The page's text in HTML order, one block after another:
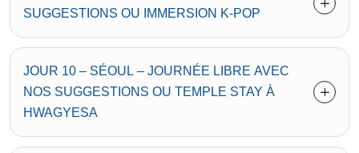
SUGGESTIONS OU IMMERSION K-POP
JOUR 10 – SÉOUL – JOURNÉE LIBRE AVEC
NOS SUGGESTIONS OU TEMPLE STAY À
HWAGYESA